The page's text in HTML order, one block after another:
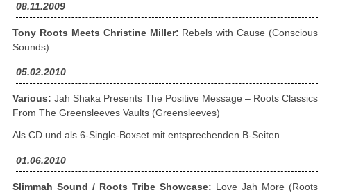
08.11.2009
Tony Roots Meets Christine Miller: Rebels with Cause (Conscious
Sounds)
05.02.2010
Various: Jah Shaka Presents The Positive Message – Roots Classics
From The Greensleeves Vaults (Greensleeves)
Als CD und als 6-Single-Boxset mit entsprechenden B-Seiten.
01.06.2010
Slimmah Sound / Roots Tribe Showcase: Love Jah More (Roots